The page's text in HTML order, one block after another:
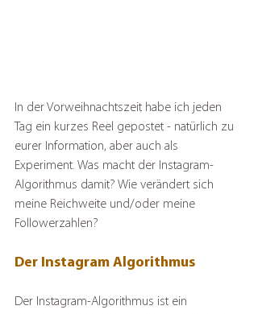
In der Vorweihnachtszeit habe ich jeden
Tag ein kurzes Reel gepostet - natürlich zu
eurer Information, aber auch als
Experiment. Was macht der Instagram-
Algorithmus damit? Wie verändert sich
meine Reichweite und/oder meine
Followerzahlen?
Der Instagram Algorithmus
Der Instagram-Algorithmus ist ein